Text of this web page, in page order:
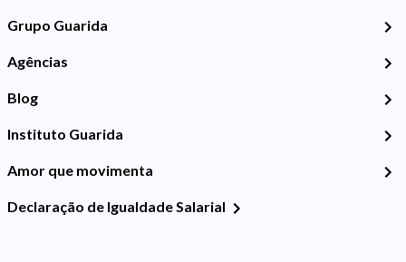
Grupo Guarida
Agências
Blog
Instituto Guarida
Amor que movimenta
Declaração de Igualdade Salarial